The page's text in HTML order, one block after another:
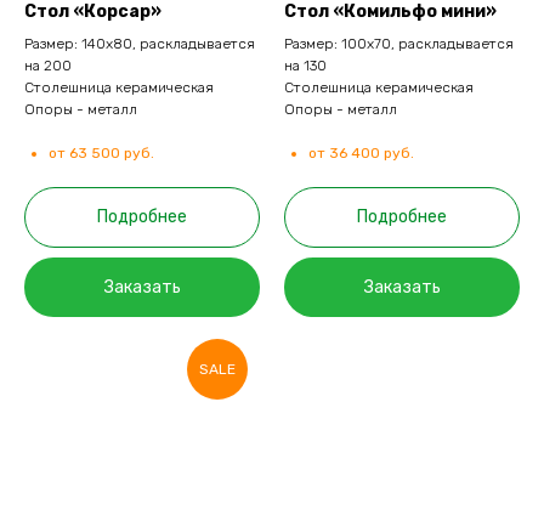
Стол «Корсар»
Размер: 140х80, раскладывается
на 200
Столешница керамическая
Опоры - металл
от 63 500 руб.
Подробнее
Заказать
Стол «Комильфо мини»
Размер: 100х70, раскладывается
на 130
Столешница керамическая
Опоры - металл
от 36 400 руб.
Подробнее
Заказать
SALE